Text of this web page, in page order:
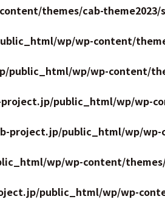
themes/cab-theme2023/
wp/wp-content/
public_html/wp/wp-content/
public_html/wp/wp-
project.jp/public_html/wp/
wp/wp-content/
public_html/wp/wp-